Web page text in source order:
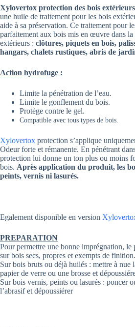
Xylovertox protection des bois
une huile de traitement pour les bois
aide à sa préservation. Ce traitement pour
parfaitement aux bois mis en œuvre dans
extérieurs : clôtures, piquets en bois,
hangars, chalets rustiques, abris de
Action hydrofuge :
Limite la pénétration de l’eau.
Limite le gonflement du bois.
Protège contre le gel.
Compatible avec tous types de bois.
Xylovertox protection s’applique
Odeur forte et rémanente. En pénétrant
protection lui donne un ton plus ou moins
bois. Après application du produit, les
peints, vernis ni lasurés.
Egalement disponible en version
PREPARATION
Pour permettre une bonne imprégnation,
sur bois secs, propres et exempts de finition.
Sur bois bruts ou déjà huilés : mettre à nue
papier de verre ou une brosse et
Sur bois vernis, peints ou lasurés : poncer
l’abrasif et dépoussiérer